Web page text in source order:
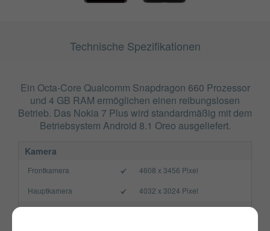
Technische Spezifikationen
Ein Octa-Core Qualcomm Snapdragon 660 Prozessor
und 4 GB RAM ermöglichen einen reibungslosen
Betrieb. Das Nokia 7 Plus wird standardmäßig mit dem
Betriebsystem Android 8.1 Oreo ausgeliefert.
Kamera
Frontkamera
4608 x 3456 Pixel
Hauptkamera
4032 x 3024 Pixel
Verbindung